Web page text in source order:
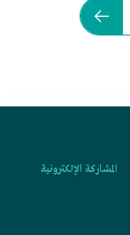
المشاركة الإلكترونية